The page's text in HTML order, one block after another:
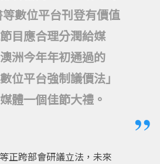
數位平台刊登有價值
目應合理分潤給媒
洲今年年初通過的
位平台強制議價法」
體一個佳節大禮。
正跨部會研議立法，未來